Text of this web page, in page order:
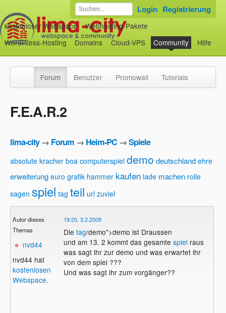
kostenloser Webspace
Webhosting-Pakete
WordPress-Hosting
Domains Cloud-VPS Community Hilfe
Login Registrierung
Forum Benutzer Promowall Tutorials
F.E.A.R.2
lima-city→ Forum → Heim-PC →Spiele
absolute kracher boa computerspiel demo deutschland ehre
erweiterung euro grafik hammer kaufen lade machen rolle
sagen spiel tag teil url zuviel
Autor dieses
Themas
nvd44
nvd44 hat
kostenlosen
Webspace.
19:20, 3.2.2009
Die tag/demo">demo ist Draussen
und am 13. 2 kommt das gesamte spiel raus
was sagt ihr zur demo und was erwartet ihr
von dem spiel ???
Und was sagt ihr zum vorgänger??